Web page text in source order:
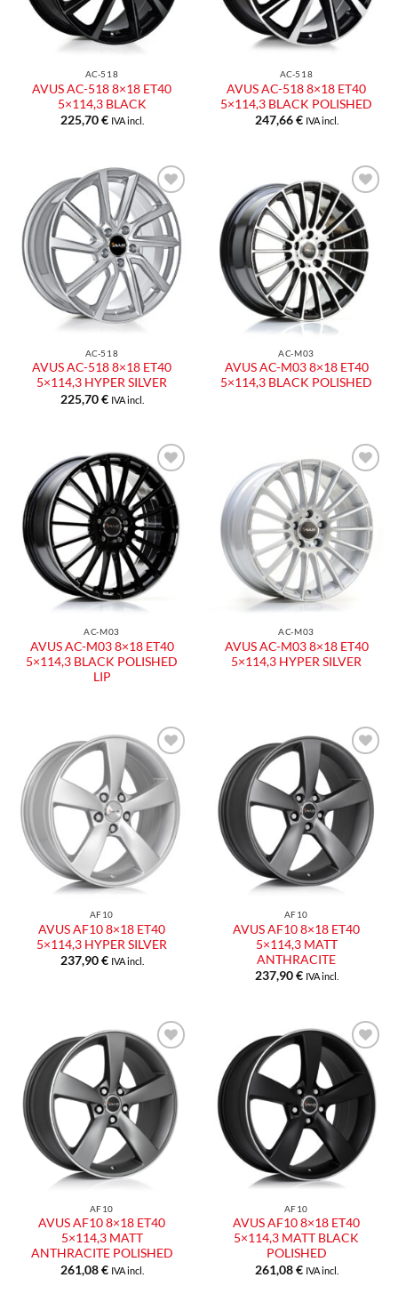
AC-518
AVUS AC-518 8×18 ET40
5×114,3 BLACK
225,70€ IVA incl.
AC-518
AVUS AC-518 8×18 ET40
5×114,3 BLACK POLISHED
247,66€ IVA incl.
Aggiungi
alla lista
dei
desideri
AC-518
AVUS AC-518 8×18 ET40
5×114,3 HYPER SILVER
225,70€ IVA incl.
Aggiungi
alla lista
dei
desideri
AC-M03
AVUS AC-M03 8×18 ET40
5×114,3 BLACK POLISHED
Aggiungi
alla lista
dei
desideri
AC-M03
AVUS AC-M03 8×18 ET40
5×114,3 BLACK POLISHED
LIP
Aggiungi
alla lista
dei
desideri
AC-M03
AVUS AC-M03 8×18 ET40
5×114,3 HYPER SILVER
Aggiungi
alla lista
dei
desideri
AF10
AVUS AF10 8×18 ET40
5×114,3 HYPER SILVER
237,90€ IVA incl.
Aggiungi
alla lista
dei
desideri
AF10
AVUS AF10 8×18 ET40
5×114,3 MATT
ANTHRACITE
237,90€ IVA incl.
Aggiungi
alla lista
desideri
AF10
AVUS AF10 8×18 ET40
5×114,3 MATT
ANTHRACITE POLISHED
261,08€ IVA incl.
Aggiungi
alla lista
desideri
AF10
AVUS AF10 8×18 ET40
5×114,3 MATT BLACK
POLISHED
261,08€ IVA incl.